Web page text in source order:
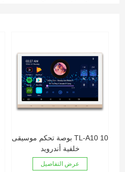
TL-A10 10 بوصة تحكم موسيقى
خلفية أندرويد
عرض التفاصيل